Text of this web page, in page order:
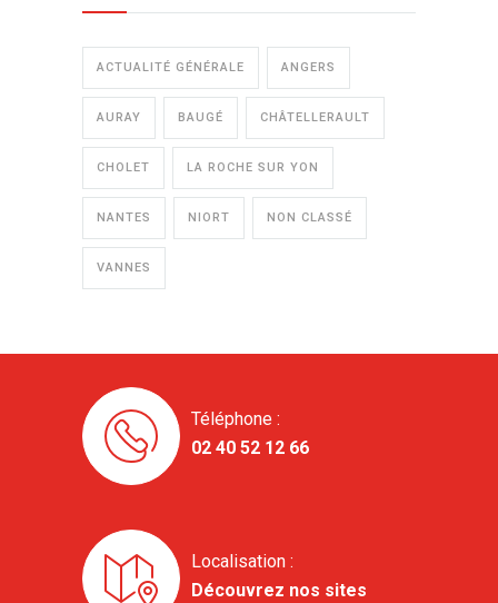
ACTUALITÉ GÉNÉRALE ANGERS
AURAY BAUGÉ CHÂTELLERAULT
CHOLET LA ROCHE SUR YON
NANTES NIORT NON CLASSÉ
VANNES
Téléphone :
02 40 52 12 66
Localisation :
Découvrez nos sites